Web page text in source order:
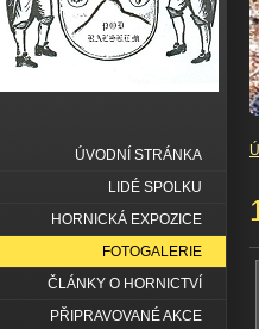
ÚVODNÍ STRÁNKA
LIDÉ SPOLKU
HORNICKÁ EXPOZICE
FOTOGALERIE
ČLÁNKY O HORNICTVÍ
PŘIPRAVOVANÉ AKCE